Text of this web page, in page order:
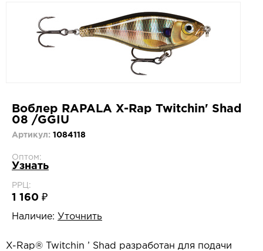
Воблер RAPALA X-Rap Twitchin' Shad
08 /GGIU
Артикул: 1084118
Оптом:
Узнать
РРЦ:
1 160 ₽
Наличие: Уточнить
X-Rap® Twitchin ’ Shad разработан для подачи